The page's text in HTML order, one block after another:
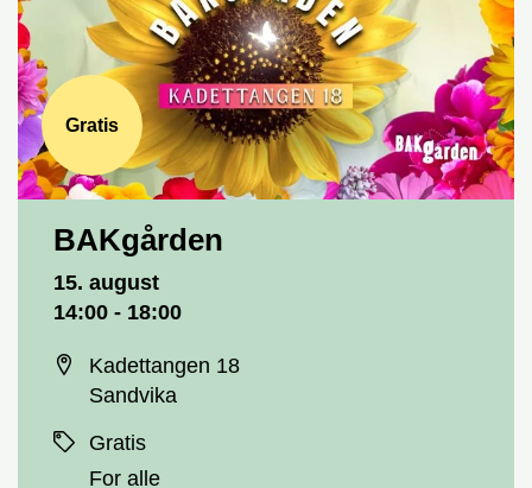
Gratis
BAKgården
15. august
14:00 - 18:00
Kadettangen 18
Sandvika
Gratis
For alle